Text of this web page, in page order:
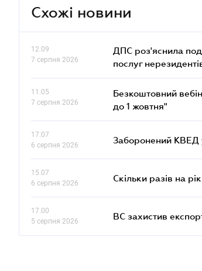
Схожі новини
12.09
7 серпня 2026
ДПС роз'яснила
послуг
11.05
7 серпня 2026
Безкоштовний
до 1 жовтня"
17.07
6 серпня 2026
Заборонений КВЕД
15.07
6 серпня 2026
Скільки разів на
17.00
5 серпня 2026
ВС захистив